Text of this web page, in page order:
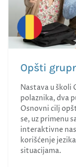
Opšti
Nastava u školi
polaznika, dva
Osnovni cilj
se, uz primenu
interaktivne
korišćenje
situacijama.